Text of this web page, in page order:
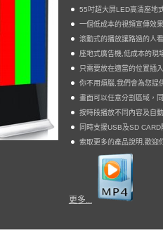
55吋超大屏LED高清座地
一個低成本的視頻宣傳效
滾動式的播放讓路過的人
座地式廣告機, 低成本的現
只需要放在適當的位置插
你不用煩腦, 我們會為您提
畫面可以任意分割區域，
按時段播放不同內容及自
同時支援USB及SD CARD
索取更多的產品說明 歡迎
更多...